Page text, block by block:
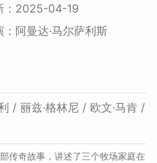
：2025-04-19
：阿曼达·马尔萨利斯
/ 丽兹·格林尼 / 欧文·马肯 /
传奇故事，讲述了三个牧场家庭在